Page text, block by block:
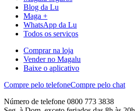
Blog da Lu
Maga +
WhatsApp da Lu
Todos os serviços
Comprar na loja
Vender no Magalu
Baixe o aplicativo
Compre pelo telefoneCompre pelo chat
Número de telefone 0800 773 3838